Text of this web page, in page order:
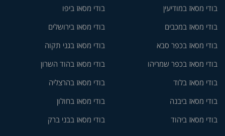
בודי מסאז במודיעין
בודי מסאז במכבים
בודי מסאז בכפר סבא
בודי מסאז בכפר שמריהו
בודי מסאז בלוד
בודי מסאז ביבנה
בודי מסאז ביהוד
בודי מסאז ביפו
בודי מסאז בירושלים
בודי מסאז בגני תקוה
בודי מסאז בהוד השרון
בודי מסאז בהרצליה
בודי מסאז בחולון
בודי מסאז בבני ברק